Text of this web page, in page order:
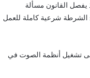
يفصل القانون مسألة
الشرطة شرعية كاملة للعمل
على تشغيل أنظمة الصوت في